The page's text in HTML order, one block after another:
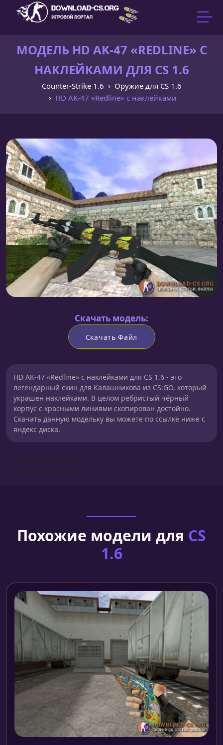
МОДЕЛЬ HD AK-47 «REDLINE» С
НАКЛЕЙКАМИ ДЛЯ CS 1.6
Counter-Strike 1.6
Оружие для CS 1.6
HD AK-47 «Redline» с наклейками
Скачать модель:
Скачать Файл
HD AK-47 «Redline» с наклейками для CS 1.6 - это
легендарный скин для Калашникова из CS:GO, который
украшен наклейками. В целом ребристый чёрный
корпус с красными линиями скопирован достойно.
Скачать данную модельку вы можете по ссылке ниже с
яндекс диска.
Похожие модели для CS
1.6